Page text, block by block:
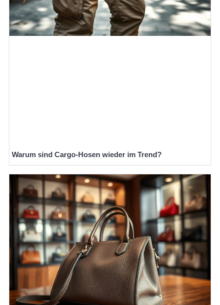
Warum sind Cargo-Hosen wieder im Trend?